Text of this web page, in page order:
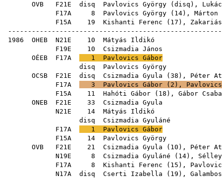
OVB F21E disq Pavlovics György ( disq ),
F17A 8 Pavlovics György ( 14),
F15A 19 Kishanti Ferenc ( 17 ),
1986 OHEB N21E 10
Mátyás Ildikó
F19E 10
Csizmadia János
OÉEB F17A 1
Pavlovics Gábor
disq
Pavlovics György
OCSB F21E disq Csizmadia Gyula ( 38 ), Péter
F17A
3 Pavlovics Gábor ( 2 ),
F15A 11 Hahóti Gábor ( 18 ), Gábor Csaba
ONEB F21E 33
Csizmadia Gyula
N21E 14
Mátyás Ildikó
disq
Csizmadia Gyuláné
F17A
1
Pavlovics Gábor
F15A 14
Pavlovics György
OVB F21E 21 Csizmadia Gyula ( 10 ), Péter
N19E 8 Csizmadia Gyuláné ( 14),
F17A 8 Kishanti Ferenc ( 15 ),
N17A disq Cserti Izabella ( 19 ),